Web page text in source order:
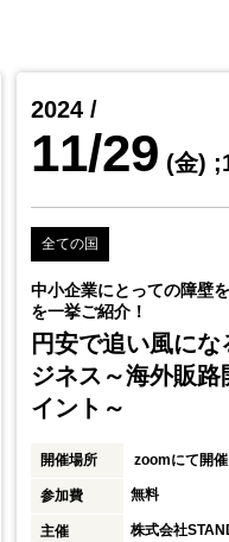
2024 /
11/29 (金)
全ての国
中小企業にとっての障壁
を一挙ご紹介！
円安で追い風に
ジネス～海外販路
イント～
開催場所 zoomにて開催
参加費 無料
主催 株式会社